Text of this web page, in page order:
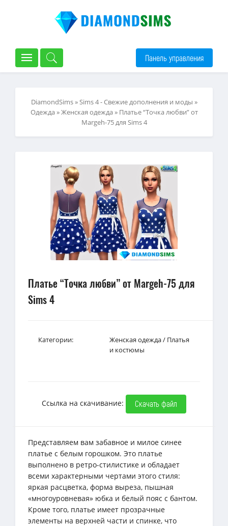
Панель управления
DiamondSims»Sims 4 - Свежие дополнения и моды »
Одежда»Женская одежда» Платье “Точка любви” от
Margeh-75 для Sims 4
Платье “Точка любви” от Margeh-75 для
Sims 4
Категории: Женская одежда/ Платья
и костюмы
Ссылка на скачивание: Скачать файл
Представляем вам забавное и милое синее
платье с белым горошком. Это платье
выполнено в ретро-стилистике и обладает
всеми характерными чертами этого стиля:
яркая расцветка, форма выреза, пышная
«многоуровневая» юбка и белый пояс с бантом.
Кроме того, платье имеет прозрачные
элементы на верхней части и спинке, что